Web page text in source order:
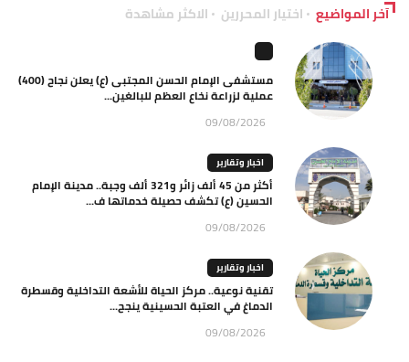
آخر المواضيع اختيار المحررين الاكثر مشاهدة
مستشفى الإمام الحسن المجتبى (ع) يعلن نجاح (400)
عملية لزراعة نخاع العظم للبالغين...
09/08/2026
اخبار وتقارير
أكثر من 45 ألف زائر و321 ألف وجبة.. مدينة الإمام
الحسين (ع) تكشف حصيلة خدماتها ف...
09/08/2026
اخبار وتقارير
تقنية نوعية.. مركز الحياة للأشعة التداخلية وقسطرة
الدماغ في العتبة الحسينية ينجح...
09/08/2026